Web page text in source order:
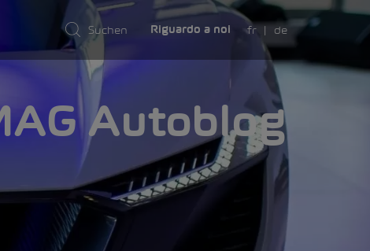
Riguardo a noi fr de